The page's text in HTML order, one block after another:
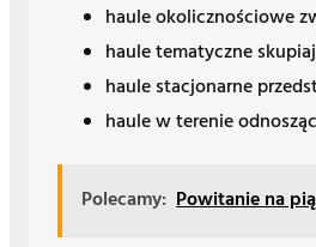
haule okolicznościowe
haule tematyczne
haule stacjonarne
haule w terenie
Polecamy: Powitanie na